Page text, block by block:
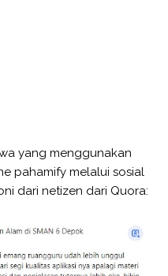
yang menggunakan
pahamify melalui sosial
dari netizen dari Quora: